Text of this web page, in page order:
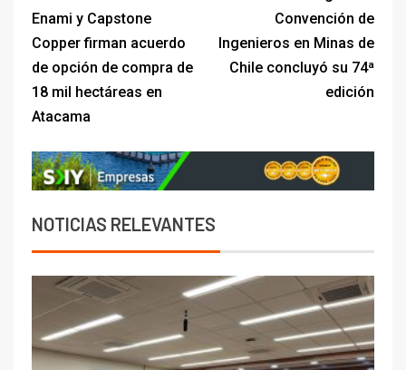
Enami y Capstone
Copper firman acuerdo
de opción de compra de
18 mil hectáreas en
Atacama
Convención de
Ingenieros en Minas de
Chile concluyó su 74ª
edición
NOTICIAS RELEVANTES